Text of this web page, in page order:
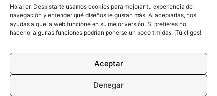
Hola! en Despistarte usamos cookies para mejorar tu experiencia de
navegación y entender qué diseños te gustan más. Al aceptarlas, nos
ayudas a que la web funcione en su mejor versión. Si prefieres no
hacerlo, algunas funciones podrían ponerse un poco tímidas. ¡Tú eliges!
Aceptar
Denegar
Canal
Contacto